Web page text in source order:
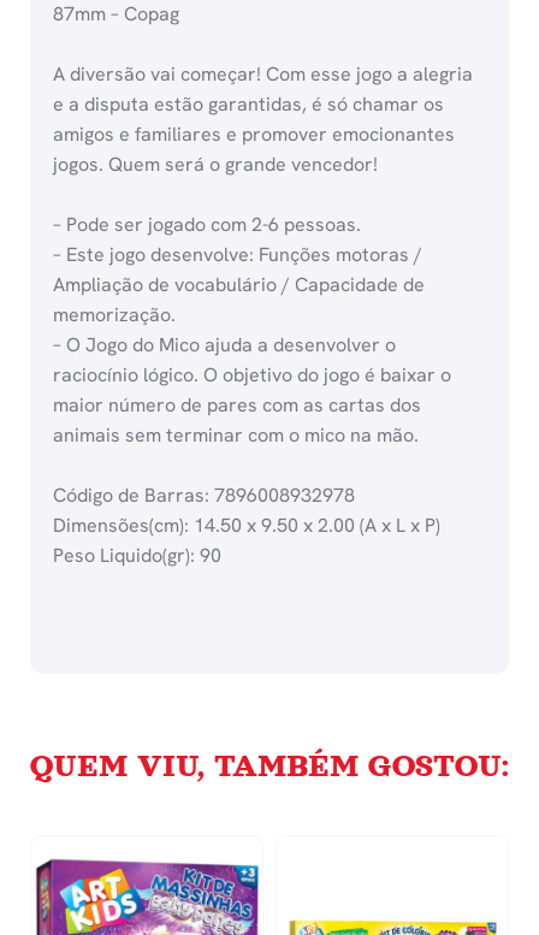
87mm – Copag
A diversão vai começar! Com esse jogo a alegria
e a disputa estão garantidas, é só chamar os
amigos e familiares e promover emocionantes
jogos. Quem será o grande vencedor!
– Pode ser jogado com 2-6 pessoas.
– Este jogo desenvolve: Funções motoras /
Ampliação de vocabulário / Capacidade de
memorização.
– O Jogo do Mico ajuda a desenvolver o
raciocínio lógico. O objetivo do jogo é baixar o
maior número de pares com as cartas dos
animais sem terminar com o mico na mão.
Código de Barras: 7896008932978
Dimensões(cm): 14.50 x 9.50 x 2.00 (A x L x P)
Peso Liquido(gr): 90
QUEM VIU, TAMBÉM GOSTOU: